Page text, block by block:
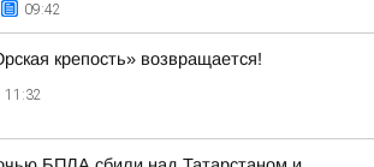
09:42
крепость» возвращается!
11:32